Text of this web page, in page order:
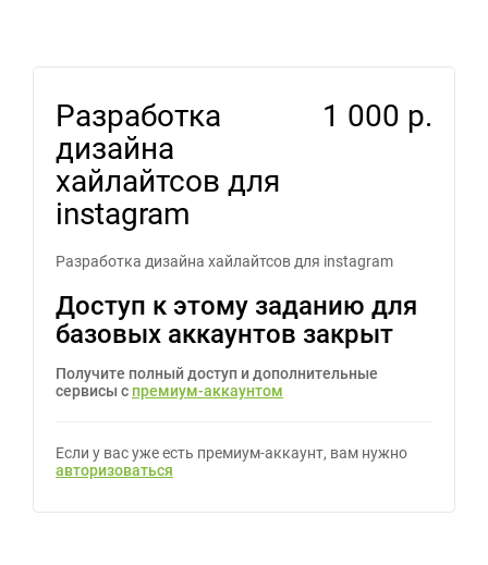
Разработка
дизайна
хайлайтсов для
instagram
1 000 р.
Разработка дизайна хайлайтсов для instagram
Доступ к этому заданию для
базовых аккаунтов закрыт
Получите полный доступ и дополнительные
сервисы с премиум-аккаунтом
Если у вас уже есть премиум-аккаунт, вам нужно
авторизоваться